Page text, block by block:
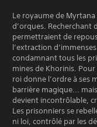
Le royaume de
d’orques. Recherchant
permettraient de
l’extraction
condamnant tous les
mines de Khorinis. Pour
roi donne l’ordre à ses
barrière magique...
devient incontrôlable,
Les prisonniers se
ni loi, contrôlé par les